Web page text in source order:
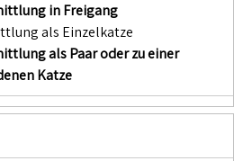
in Freigang
als Einzelkatze
als Paar oder zu einer
Katze